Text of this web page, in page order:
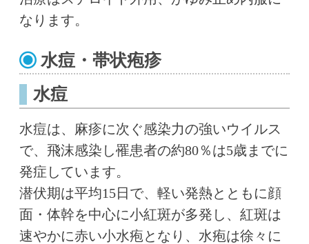
なります。
水痘・帯状疱疹
水痘
水痘は、麻疹に次ぐ感染力の強いウイルス
で、飛沫感染し罹患者の約80％は5歳までに
発症しています。
潜伏期は平均15日で、軽い発熱とともに顔
面・体幹を中心に小紅斑が多発し、紅斑は
速やかに赤い小水疱となり、水疱は徐々に